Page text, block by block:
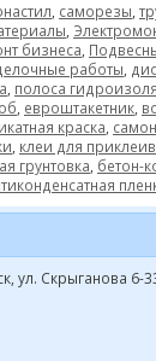
саморезы
бизнеса
работы
полоса
евроштакетник
краска
клеи для
грунтовка бетон-
ул. Скрыганова 6-